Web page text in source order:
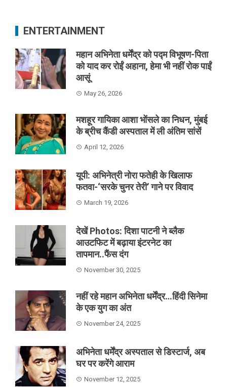
ENTERTAINMENT
महान अभिनेता धर्मेंद्र को पद्म विभूषण-पिता
को याद कर रोईं अहाना, हेमा भी नहीं रोक पाईं
आसूं
May 26, 2026
मशहूर गायिका आशा भोंसले का निधन, मुंबई
के ब्रीच कैंडी अस्पताल में ली अंतिम सांसें
April 12, 2026
यूपी: अभिनेत्री नोरा फतेही के खिलाफ
फतवा-‘सरके चुनर तेरी’ गाने पर विवाद
March 19, 2026
देखें Photos: दिशा पाटनी ने ब्लैक
आउटफिट में बढ़ाया इंटरनेट का
तापमान..फैंस दंग
November 30, 2025
नहीं रहे महान अभिनेता धर्मेंद्र…हिंदी सिनेमा
के एक युग का अंत
November 24, 2025
अभिनेता धर्मेंद्र अस्पताल से डिस्टार्ज, अब
घर पर करेंगे आराम
November 12, 2025